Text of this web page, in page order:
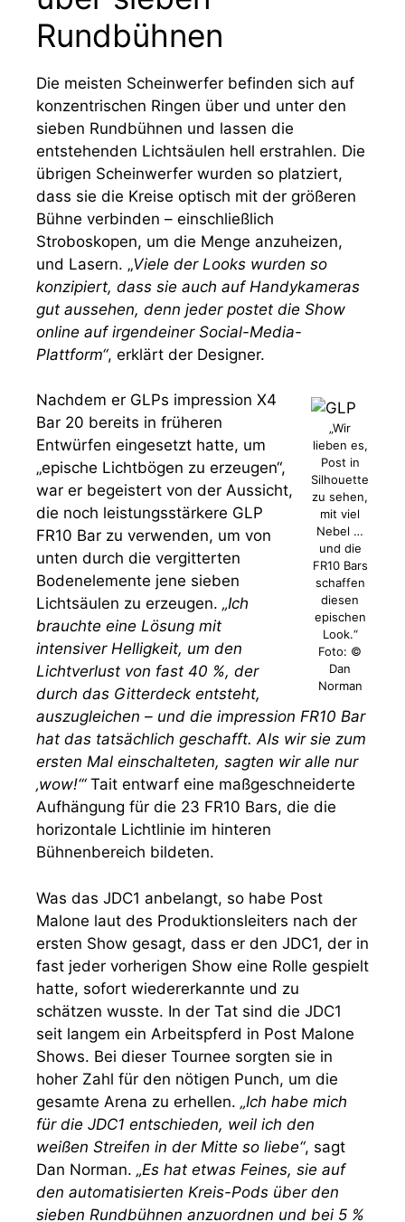
Rundbühnen
Die meisten Scheinwerfer befinden sich auf
konzentrischen Ringen über und unter den
sieben Rundbühnen und lassen die
entstehenden Lichtsäulen hell erstrahlen. Die
übrigen Scheinwerfer wurden so platziert,
dass sie die Kreise optisch mit der größeren
Bühne verbinden – einschließlich
Stroboskopen, um die Menge anzuheizen,
und Lasern. „Viele der Looks wurden so
konzipiert, dass sie auch auf Handykameras
gut aussehen, denn jeder postet die Show
online auf irgendeiner Social-Media-
Plattform“, erklärt der Designer.
„Wir
lieben es,
Post in
Silhouette
zu sehen,
mit viel
Nebel …
und die
FR10 Bars
schaffen
diesen
epischen
Look.“
Foto: ©
Dan
Norman
Nachdem er GLPs impression X4
Bar 20 bereits in früheren
Entwürfen eingesetzt hatte, um
„epische Lichtbögen zu erzeugen“,
war er begeistert von der Aussicht,
die noch leistungsstärkere GLP
FR10 Bar zu verwenden, um von
unten durch die vergitterten
Bodenelemente jene sieben
Lichtsäulen zu erzeugen. „Ich
brauchte eine Lösung mit
intensiver Helligkeit, um den
Lichtverlust von fast 40 %, der
durch das Gitterdeck entsteht,
auszugleichen – und die impression FR10 Bar
hat das tatsächlich geschafft. Als wir sie zum
ersten Mal einschalteten, sagten wir alle nur
‚wow!‘“Tait entwarf eine maßgeschneiderte
Aufhängung für die 23 FR10 Bars, die die
horizontale Lichtlinie im hinteren
Bühnenbereich bildeten.
Was das JDC1 anbelangt, so habe Post
Malone laut des Produktionsleiters nach der
ersten Show gesagt, dass er den JDC1, der in
fast jeder vorherigen Show eine Rolle gespielt
hatte, sofort wiedererkannte und zu
schätzen wusste. In der Tat sind die JDC1
seit langem ein Arbeitspferd in Post Malone
Shows. Bei dieser Tournee sorgten sie in
hoher Zahl für den nötigen Punch, um die
gesamte Arena zu erhellen. „Ich habe mich
für die JDC1 entschieden, weil ich den
weißen Streifen in der Mitte so liebe“, sagt
Dan Norman. „Es hat etwas Feines, sie auf
den automatisierten Kreis-Pods über den
sieben Rundbühnen anzuordnen und bei 5 %